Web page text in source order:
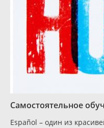
Самостоятельное
Español – один из